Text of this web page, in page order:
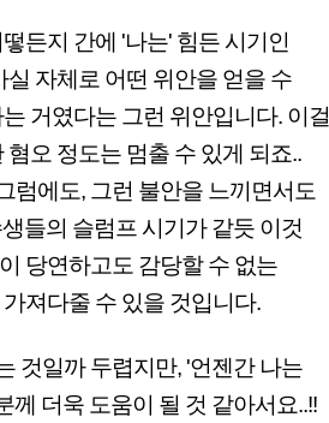
든지 간에 '나는' 힘든 시기인
자체로 어떤 위안을 얻을 수
거였다는 그런 위안입니다. 이걸
오 정도는 멈출 수 있게 되죠..
럼에도, 그런 불안을 느끼면서도
들의 슬럼프 시기가 같듯 이것
당연하고도 감당할 수 없는
져다줄 수 있을 것입니다.
것일까 두렵지만, '언젠간 나는
더욱 도움이 될 것 같아서요..!!